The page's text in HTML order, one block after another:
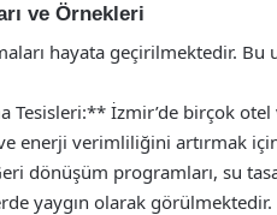
ve Örnekleri
hayata geçirilmektedir. Bu
Tesisleri:** İzmir’de birçok
enerji verimliliğini artırmak
dönüşüm programları, su
yaygın olarak görülmektedir.